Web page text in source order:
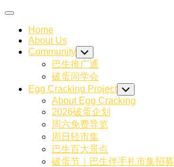
Skip
content
Expand
Home
About Us
Community Toggle
Child
Menu
巴生推广通
破蛋同学会
Egg Cracking Project Toggle
Child
Menu
About Egg Cracking
2026破蛋企划
周六免费导览
周日轻市集
巴生百大景点
破蛋节｜巴生伴手礼市集招募